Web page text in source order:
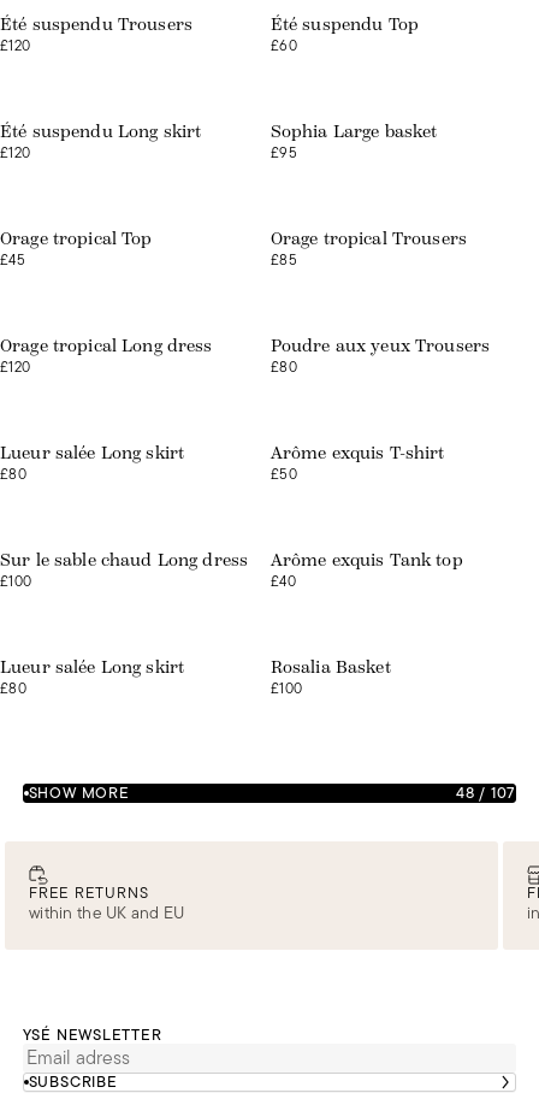
Été suspendu Trousers
£120
Été suspendu Top
£60
Été suspendu Long skirt
£120
Sophia Large basket
£95
Orage tropical Top
£45
Orage tropical Trousers
£85
Orage tropical Long dress
£120
Poudre aux yeux Trousers
£80
Lueur salée Long skirt
£80
Arôme exquis T-shirt
£50
Sur le sable chaud Long dress
£100
Arôme exquis Tank top
£40
Lueur salée Long skirt
£80
Rosalia Basket
£100
SHOW MORE 48/ 107
FREE RETURNS
within the UK and EU
YSÉ NEWSLETTER
SUBSCRIBE